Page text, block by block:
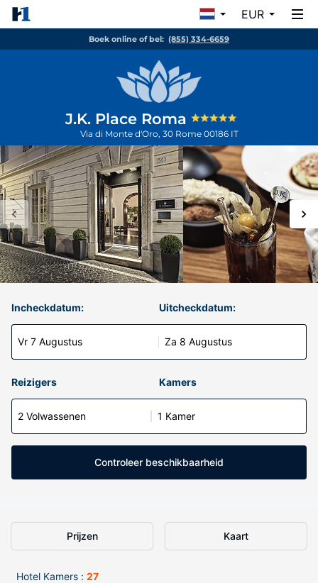
EUR
Boek online of bel: (855) 334-6659
J.K. Place Roma
Via di Monte d'Oro, 30 Rome 00186 IT
Incheckdatum:
Vr 7 Augustus
Uitcheckdatum:
Za 8 Augustus
Reizigers Kamers
2 Volwassenen 1 Kamer
Controleer beschikbaarheid
Prijzen Kaart
Hotel Kamers : 27